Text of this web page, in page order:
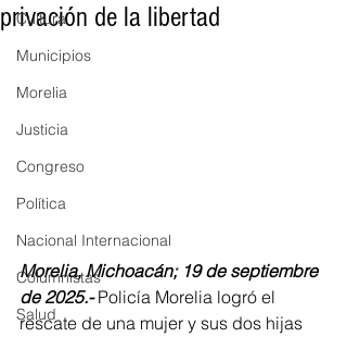
Cultura
Municipios
Morelia
Justicia
Congreso
Política
Nacional Internacional
Columnistas
Salud
privación de la libertad
Morelia, Michoacán; 19 de septiembre
de 2025.- Policía Morelia logró el
rescate de una mujer y sus dos hijas